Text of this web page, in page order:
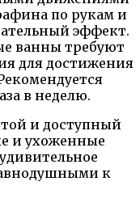
по рукам и
эффект.
ванны требуют
для достижения
в неделю.
и доступный
и ухоженные
к